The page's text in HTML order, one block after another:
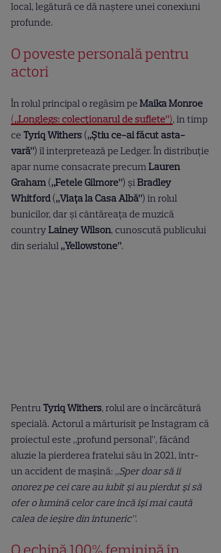
local, legătură ce dă naștere unei conexiuni
profunde.
O poveste personală pentru
actori
În rolul principal o regăsim peMaika Monroe
(„Longlegs: colecționarul de suflete”), în timp
ce Tyriq Withers („Știu ce-ai făcut asta-
vară”) îl interpretează pe Ledger. În distribuție
apar nume consacrate precumLauren
Graham („Fetele Gilmore”) șiBradley
Whitford(„Viața la Casa Albă”) în rolul
bunicilor, dar și cântăreața de muzică
countryLainey Wilson, cunoscută publicului
din serialul „Yellowstone”.
Pentru Tyriq Withers, rolul are o încărcătură
specială. Actorul a mărturisit pe Instagram că
proiectul este „profund personal”, făcând
aluzie la pierderea fratelui său în 2021, într-
un accident de mașină: „Sper doar să îi
onorez pe cei care au iubit și au pierdut și să
ofer o lumină celor care încă își mai caută
calea de ieșire din întuneric”.